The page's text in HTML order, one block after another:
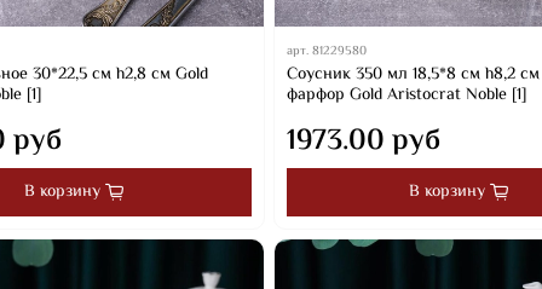
30*22,5 см h2,8 см Gold
[1]
руб
В корзину
арт.81229580
Соусник 350 мл 18,5*8 см h8,2
фарфор Gold Aristocrat Noble [1]
1973.00 руб
В корзину